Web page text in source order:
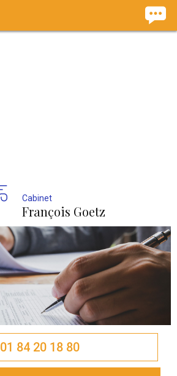
Cabinet
François Goetz
01 84 20 18 80